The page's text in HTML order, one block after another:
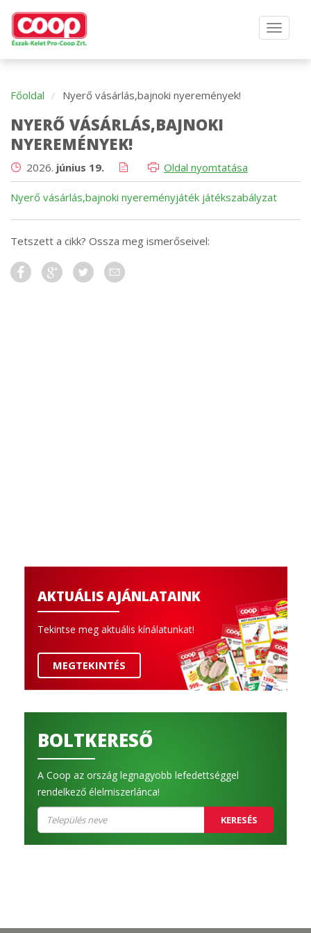
Főoldal Nyerő vásárlás,bajnoki nyeremények!
NYERŐ VÁSÁRLÁS,BAJNOKI
NYEREMÉNYEK!
2026. június 19. Oldal nyomtatása
Nyerő vásárlás,bajnoki nyereményjáték játékszabályzat
Tetszett a cikk? Ossza meg ismerőseivel:
AKTUÁLIS AJÁNLATAINK
Tekintse meg aktuális kínálatunkat!
MEGTEKINTÉS
BOLTKERESŐ
A Coop az ország legnagyobb lefedettséggel
rendelkező élelmiszerlánca!
KERESÉS